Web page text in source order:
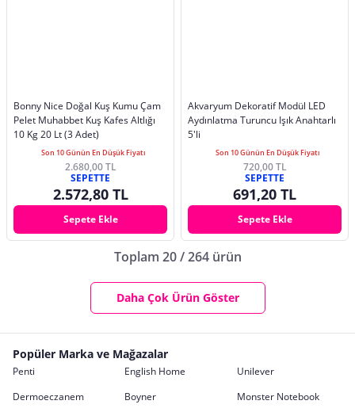
Bonny Nice Doğal Kuş Kumu Çam
Pelet Muhabbet Kuş Kafes Altlığı
10 Kg 20 Lt (3 Adet)
Son 10 Günün En Düşük Fiyatı
2.680,00 TL
SEPETTE
2.572,80 TL
Sepete Ekle
Akvaryum Dekoratif Modül LED
Aydınlatma Turuncu Işık Anahtarlı
5'li
Son 10 Günün En Düşük Fiyatı
720,00 TL
SEPETTE
691,20 TL
Sepete Ekle
Toplam 20 / 264 ürün
Daha Çok Ürün Göster
Popüler Marka ve Mağazalar
Penti English Home
Unilever
Dermoeczanem
Boyner Monster Notebook